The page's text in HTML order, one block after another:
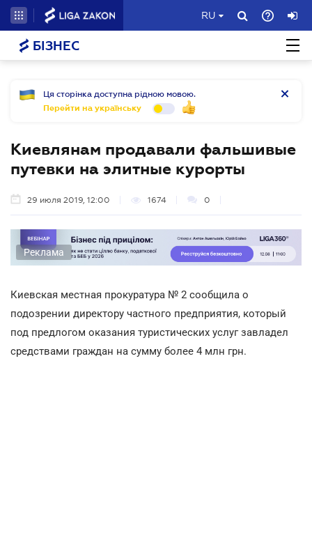
RU
БІЗНЕС
Ця сторінка доступна рідною мовою.
Перейти на українську
Киевлянам продавали фальшивые
путевки на элитные курорты
29 июля 2019, 12:00 1674 0
Реклама
Киевская местная прокуратура № 2 сообщила о
подозрении директору частного предприятия, который
под предлогом оказания туристических услуг завладел
средствами граждан на сумму более 4 млн грн.